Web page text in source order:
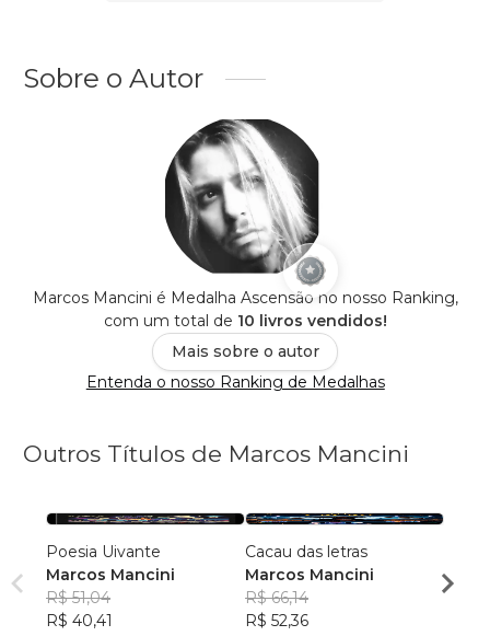
Sobre o Autor
Marcos Mancini é Medalha Ascensão no nosso Ranking,
com um total de 10 livros vendidos!
Mais sobre o autor
Entenda o nosso Ranking de Medalhas
Outros Títulos de Marcos Mancini
Poesia Uivante
Marcos Mancini
R$ 51,04
R$ 40,41
Cacau das letras
Marcos Mancini
R$ 66,14
R$ 52,36
R$